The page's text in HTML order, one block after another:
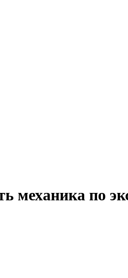
механика по